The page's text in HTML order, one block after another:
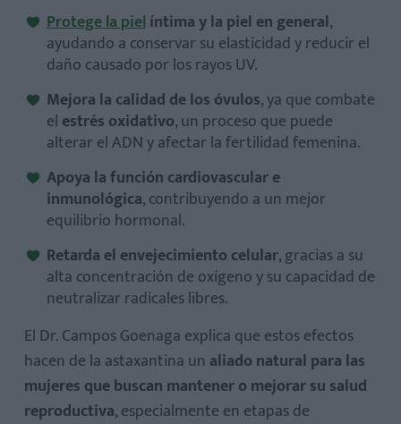
Protege la pielíntima y la piel en general,
ayudando a conservar su elasticidad y reducir el
daño causado por los rayos UV.
Mejora la calidad de los óvulos, ya que combate
el estrés oxidativo, un proceso que puede
alterar el ADN y afectar la fertilidad femenina.
Apoya la función cardiovascular e
inmunológica, contribuyendo a un mejor
equilibrio hormonal.
Retarda el envejecimiento celular, gracias a su
alta concentración de oxígeno y su capacidad de
neutralizar radicales libres.
El Dr. Campos Goenaga explica que estos efectos
hacen de la astaxantina un aliado natural para las
mujeres que buscan mantener o mejorar su salud
reproductiva, especialmente en etapas de